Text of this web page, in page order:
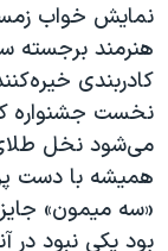
نمایش خواب
هنرمند برجسته
کادربندی
نخست جشنواره
می‌شود نخل